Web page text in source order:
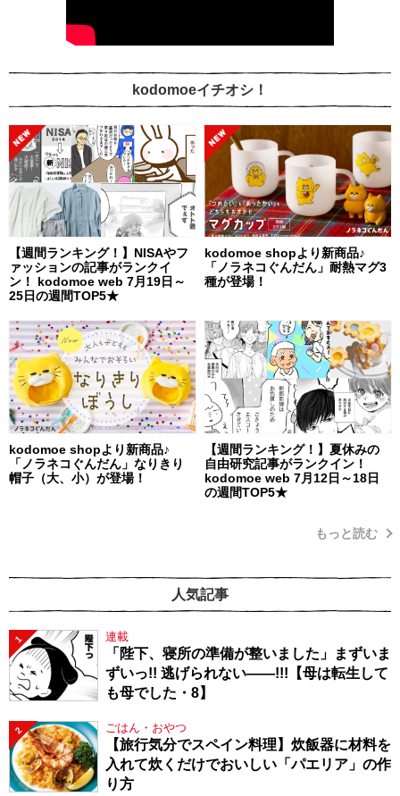
kodomoeイチオシ！
【週間ランキング！】NISAやフ
ァッションの記事がランクイ
ン！ kodomoe web 7月19日～
25日の週間TOP5★
kodomoe shopより新商品♪
「ノラネコぐんだん」耐熱マグ3
種が登場！
kodomoe shopより新商品♪
「ノラネコぐんだん」なりきり
帽子（大、小）が登場！
【週間ランキング！】夏休みの
自由研究記事がランクイン！
kodomoe web 7月12日～18日
の週間TOP5★
もっと読む
人気記事
1 連載
「陛下、寝所の準備が整いました」まずいま
ずいっ!! 逃げられない――!!!【母は転生して
も母でした・8】
2 ごはん・おやつ
【旅行気分でスペイン料理】炊飯器に材料を
入れて炊くだけでおいしい「パエリア」の作
り方